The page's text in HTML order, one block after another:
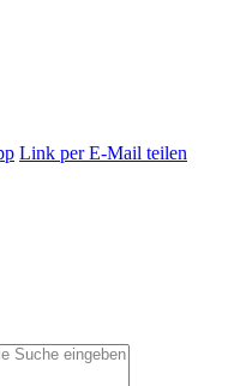
Link per E-Mail teilen